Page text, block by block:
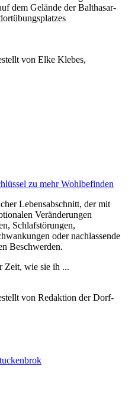
dem Gelände der Balthasar-
von Elke Klebes,
zu mehr Wohlbefinden
Lebensabschnitt, der mit
Veränderungen
Schlafstörungen,
oder nachlassende
Beschwerden.
Zeit, wie sie ih ...
von Redaktion der Dorf-